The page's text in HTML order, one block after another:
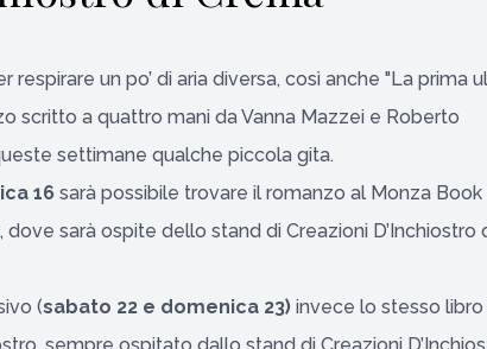
respirare un po’ di aria diversa, così anche "La prima
scritto a quattro mani da Vanna Mazzei e Roberto
settimane qualche piccola gita.
16 sarà possibile trovare il romanzo al Monza Book
, dove sarà ospite dello stand di Creazioni D’Inchiostro
(sabato 22 e domenica 23)invece lo stesso libro